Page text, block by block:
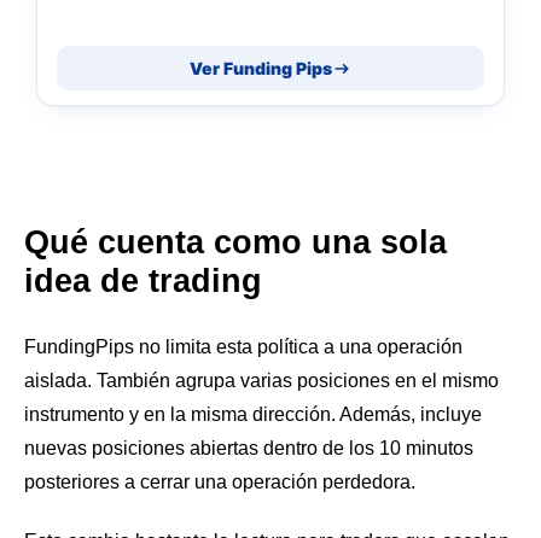
Ver Funding Pips
Qué cuenta como una sola
idea de trading
FundingPips no limita esta política a una operación
aislada. También agrupa varias posiciones en el mismo
instrumento y en la misma dirección. Además, incluye
nuevas posiciones abiertas dentro de los 10 minutos
posteriores a cerrar una operación perdedora.